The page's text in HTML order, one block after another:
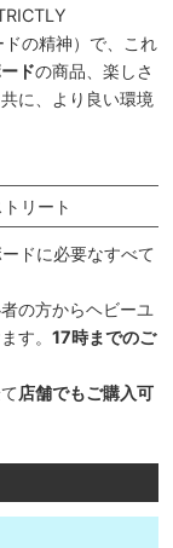
の精神）で、これ
ドの商品、楽しさ
に、より良い環境
リート
ドに必要なすべて
の方からヘビーユ
す。 17時までのご
店舗でもご購入可